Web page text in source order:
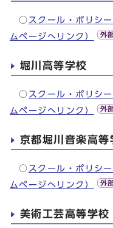
○ スクール・ポリシ
ムページへリンク）
堀川高等学校
○ スクール・ポリシ
ムページへリンク）
京都堀川音楽高等
○ スクール・ポリシ
ムページへリンク）
美術工芸高等学校